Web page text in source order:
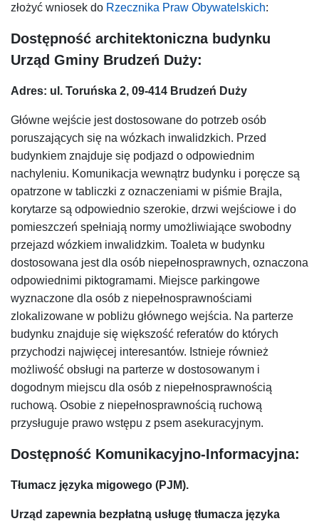
złożyć wniosek do Rzecznika Praw Obywatelskich:
Dostępność architektoniczna budynku
Urząd Gminy Brudzeń Duży:
Adres: ul. Toruńska 2, 09-414 Brudzeń Duży
Główne wejście jest dostosowane do potrzeb osób
poruszających się na wózkach inwalidzkich. Przed
budynkiem znajduje się podjazd o odpowiednim
nachyleniu. Komunikacja wewnątrz budynku i poręcze są
opatrzone w tabliczki z oznaczeniami w piśmie Brajla,
korytarze są odpowiednio szerokie, drzwi wejściowe i do
pomieszczeń spełniają normy umożliwiające swobodny
przejazd wózkiem inwalidzkim. Toaleta w budynku
dostosowana jest dla osób niepełnosprawnych, oznaczona
odpowiednimi piktogramami. Miejsce parkingowe
wyznaczone dla osób z niepełnosprawnościami
zlokalizowane w pobliżu głównego wejścia. Na parterze
budynku znajduje się większość referatów do których
przychodzi najwięcej interesantów. Istnieje również
możliwość obsługi na parterze w dostosowanym i
dogodnym miejscu dla osób z niepełnosprawnością
ruchową. Osobie z niepełnosprawnością ruchową
przysługuje prawo wstępu z psem asekuracyjnym.
Dostępność Komunikacyjno-Informacyjna:
Tłumacz języka migowego (PJM).
Urząd zapewnia bezpłatną usługę tłumacza języka